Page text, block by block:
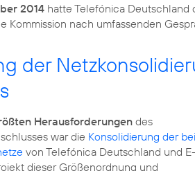
2014 hatte Telefónica Deutschland
Kommission nach umfassenden
der
Herausforderungen des
war die Konsolidierung der
von Telefónica Deutschland und E-
dieser Größenordnung und